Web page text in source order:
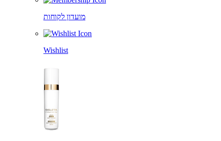
מועדון לקוחות
Wishlist